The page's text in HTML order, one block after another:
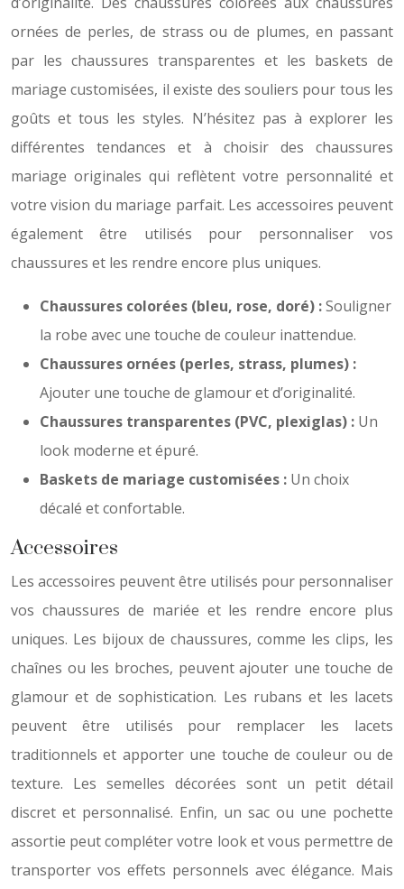
ornées de perles, de strass ou de plumes, en passant
par les chaussures transparentes et les baskets de
mariage customisées, il existe des souliers pour tous les
goûts et tous les styles. N’hésitez pas à explorer les
différentes tendances et à choisir des chaussures
mariage originales qui reflètent votre personnalité et
votre vision du mariage parfait. Les accessoires peuvent
également être utilisés pour personnaliser vos
chaussures et les rendre encore plus uniques.
Chaussures colorées (bleu, rose, doré) :Souligner
la robe avec une touche de couleur inattendue.
Chaussures ornées (perles, strass, plumes) :
Ajouter une touche de glamour et d’originalité.
Chaussures transparentes (PVC, plexiglas) : Un
look moderne et épuré.
Baskets de mariage customisées : Un choix
décalé et confortable.
Accessoires
Les accessoires peuvent être utilisés pour personnaliser
vos chaussures de mariée et les rendre encore plus
uniques. Les bijoux de chaussures, comme les clips, les
chaînes ou les broches, peuvent ajouter une touche de
glamour et de sophistication. Les rubans et les lacets
peuvent être utilisés pour remplacer les lacets
traditionnels et apporter une touche de couleur ou de
texture. Les semelles décorées sont un petit détail
discret et personnalisé. Enfin, un sac ou une pochette
assortie peut compléter votre look et vous permettre de
transporter vos effets personnels avec élégance. Mais